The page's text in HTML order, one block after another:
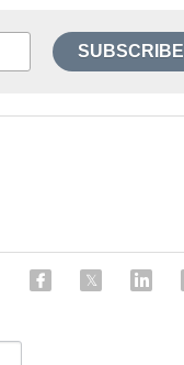
SUBSCRIBE